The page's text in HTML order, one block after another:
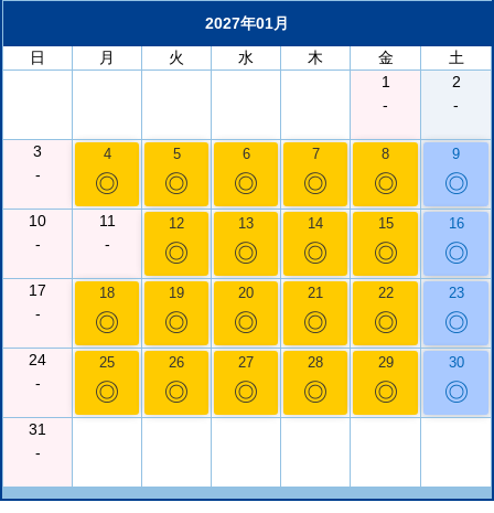
2027年01月
日
月 火 水 木 金
土
1
-
2
-
3
-
4
◎
5
◎
6
◎
7
◎
8
◎
9
◎
10
-
11
-
12
◎
13
◎
14
◎
15
◎
16
◎
17
-
18
◎
19
◎
20
◎
21
◎
22
◎
23
◎
24
-
25
◎
26
◎
27
◎
28
◎
29
◎
30
◎
31
-